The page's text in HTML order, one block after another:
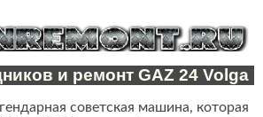
и ремонт GAZ 24 Volga
советская машина, которая